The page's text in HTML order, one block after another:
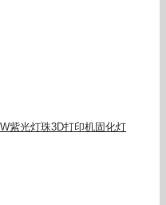
紫光灯珠3D打印机固化灯